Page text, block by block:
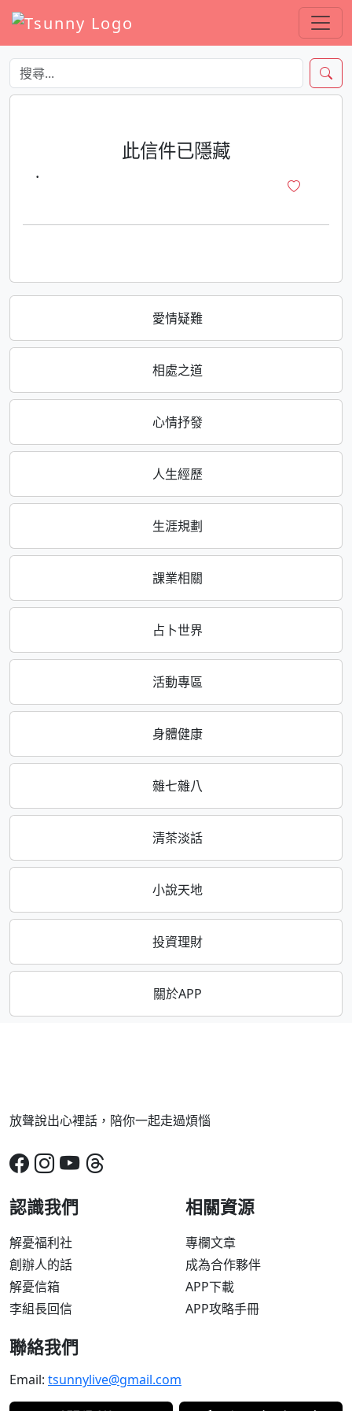
愛情疑難
相處之道
心情抒發
人生經歷
生涯規劃
課業相關
占卜世界
活動專區
身體健康
雜七雜八
清茶淡話
小說天地
投資理財
關於APP
此信件已隱藏
·
放聲說出心裡話，陪你一起走過煩惱
認識我們
解憂福利社
創辦人的話
解憂信箱
李組長回信
相關資源
專欄文章
成為合作夥伴
APP下載
APP攻略手冊
聯絡我們
Email: tsunnylive@gmail.com